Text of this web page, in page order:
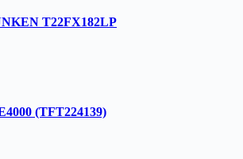
T22FX182LP
(TFT224139)